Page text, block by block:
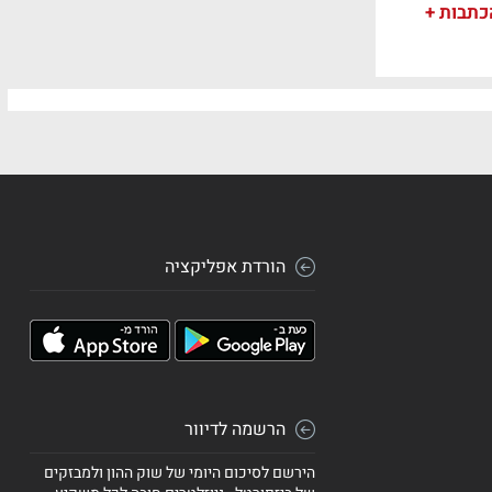
+
הורדת אפליקציה
הרשמה לדיוור
הירשם לסיכום היומי של שוק ההון ולמבזקים